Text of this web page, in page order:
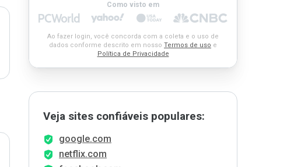
Como visto em
Ao fazer login, você concorda com a coleta e o uso de
dados conforme descrito em nosso Termos de uso e
Política de Privacidade
Veja sites confiáveis populares:
google.com
netflix.com